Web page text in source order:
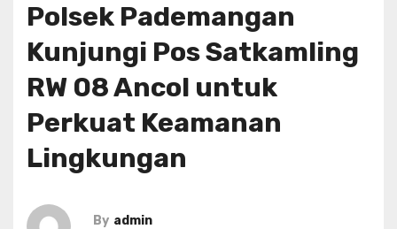
Polsek Pademangan
Kunjungi Pos Satkamling
RW 08 Ancol untuk
Perkuat Keamanan
Lingkungan
By admin